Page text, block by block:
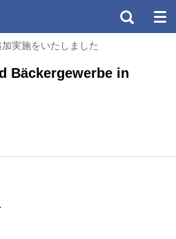
実施をいたしました
Bäckergewerbe in